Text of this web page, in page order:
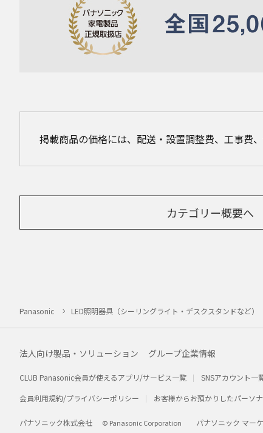
掲載商品の価格には、配送・設置調整費、工事費
カテゴリー概要へ
Panasonic LED照明器具（シーリングライト・デスクスタンドなど）
法人向け製品・ソリューション グループ企業情報
CLUB Panasonic会員が使えるアプリ/サービス一覧 SNSアカウント一
会員利用規約/プライバシーポリシー
お客様からお預かりしたパーソ
パナソニック株式会社 © Panasonic Corporation パナソニック マー